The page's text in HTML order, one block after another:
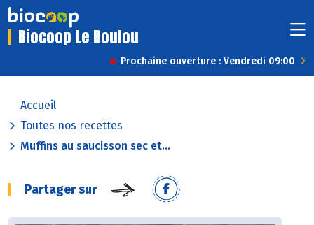
Biocoop Le Boulou
Prochaine ouverture : Vendredi 09:00
Accueil
Toutes nos recettes
Muffins au saucisson sec et...
Partager sur